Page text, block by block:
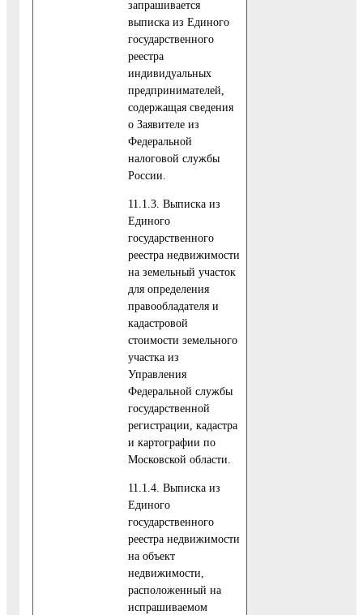
запрашивается
выписка из Единого
государственного
реестра
индивидуальных
предпринимателей,
содержащая сведения
о Заявителе из
Федеральной
налоговой службы
России.
11.1.3. Выписка из
Единого
государственного
реестра недвижимости
на земельный участок
для определения
правообладателя и
кадастровой
стоимости земельного
участка из
Управления
Федеральной службы
государственной
регистрации, кадастра
и картографии по
Московской области.
11.1.4. Выписка из
Единого
государственного
реестра недвижимости
на объект
недвижимости,
расположенный на
испрашиваемом